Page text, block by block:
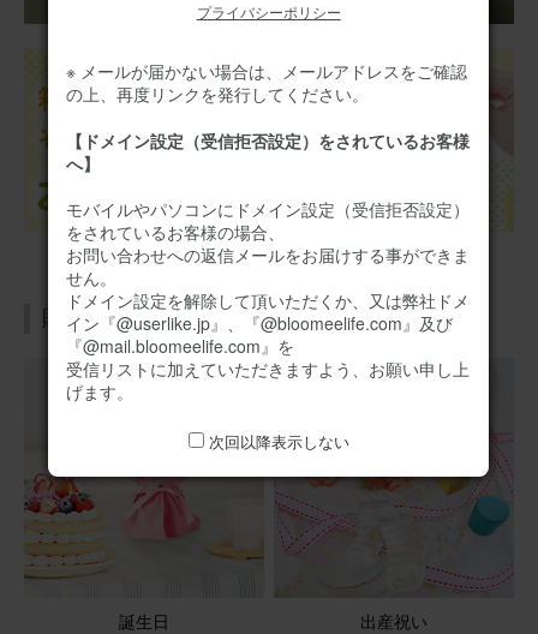
贈る目的から探す
誕生日 出産祝い
プライバシーポリシー
※ メールが届かない場合は、メールアドレスをご確認
の上、再度リンクを発行してください。
【ドメイン設定（受信拒否設定）をされているお客様
へ】
モバイルやパソコンにドメイン設定（受信拒否設定）
をされているお客様の場合、
お問い合わせへの返信メールをお届けする事ができま
せん。
ドメイン設定を解除して頂いただくか、又は弊社ドメ
イン『@userlike.jp』、『@bloomeelife.com』及び
『@mail.bloomeelife.com』を
受信リストに加えていただきますよう、お願い申し上
げます。
次回以降表示しない